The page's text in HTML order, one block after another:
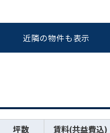
近隣の物件も表示
坪数 賃料(共益費込)